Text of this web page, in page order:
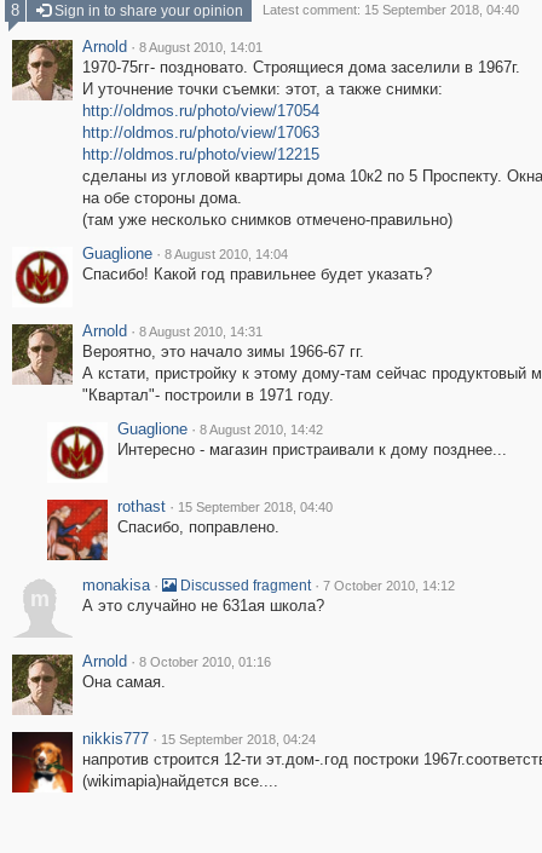
8
Sign in to share your opinion Latest comment: 15 September 2018, 04:40
Arnold · 8 August 2010, 14:01
1970-75гг- поздновато. Строящиеся дома заселили в 1967г.
И уточнение точки съемки: этот, а также снимки:
http://oldmos.ru/photo/view/17054
http://oldmos.ru/photo/view/17063
http://oldmos.ru/photo/view/12215
сделаны из угловой квартиры дома 10к2 по 5 Проспекту.
на обе стороны дома.
(там уже несколько снимков отмечено-правильно)
Guaglione · 8 August 2010, 14:04
Спасибо! Какой год правильнее будет указать?
Arnold · 8 August 2010, 14:31
Вероятно, это начало зимы 1966-67 гг.
А кстати, пристройку к этому дому-там сейчас продуктовый
"Квартал"- построили в 1971 году.
Guaglione · 8 August 2010, 14:42
Интересно - магазин пристраивали к дому позднее...
rothast · 15 September 2018, 04:40
Спасибо, поправлено.
m
monakisa · Discussed fragment · 7 October 2010, 14:12
А это случайно не 631ая школа?
Arnold · 8 October 2010, 01:16
Она самая.
nikkis777 · 15 September 2018, 04:24
напротив строится 12-ти эт.дом-.год построки
(wikimapia)найдется все....